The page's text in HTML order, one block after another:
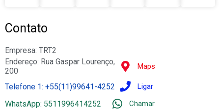
Contato
Empresa: TRT2
Endereço: Rua Gaspar Lourenço,
200
Maps
Telefone 1: +55(11)99641-4252 Ligar
WhatsApp: 5511996414252 Chamar